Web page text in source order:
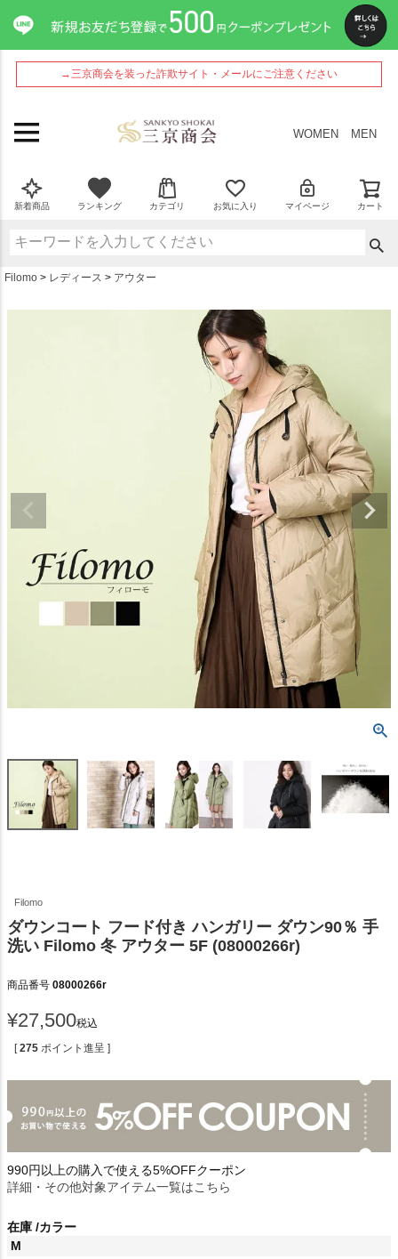
→三京商会を装った詐欺サイト・メールにご注意ください
WOMEN MEN
新着商品 ランキング カテゴリ お気に入り マイページ カート
Filomo レディース アウター
Filomo
ダウンコート フード付き ハンガリー ダウン90％ 手
洗い Filomo 冬 アウター 5F (08000266r)
商品番号 08000266r
¥27,500税込
[ 275 ポイント進呈 ]
990円以上の購入で使える5%OFFクーポン
詳細・その他対象アイテム一覧はこちら
在庫 カラー
M
ペー
ジト
ップ
へ